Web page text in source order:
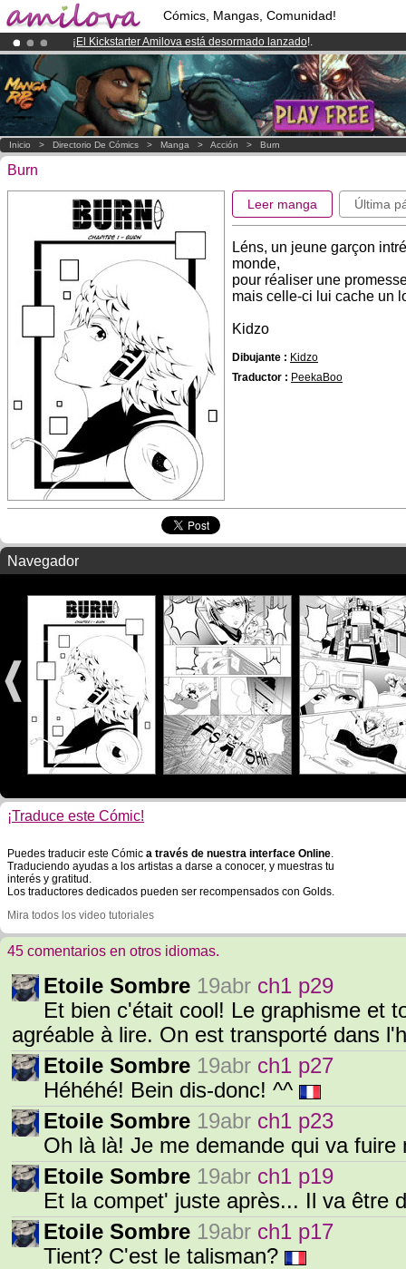
Cómics, Mangas, Comunidad!
¡ El Kickstarter Amilova está desormado lanzado!.
¡Conviertete en Premium por3.95 eurosal mes!Hazte Premium ya
¡Ya tenemos 100000miembrosy 1000 Cómics y Mangas!.
Inicio > Directorio De Cómics > Manga > Acción > Burn
Burn
Leer manga Última
Léns, un jeune garçon
monde,
pour réaliser une
mais celle-ci lui cache un
Kidzo
Dibujante : Kidzo
Traductor : PeekaBoo
Navegador
¡Traduce este Cómic!
Puedes traducir este Cómic a través de nuestra interface Online.
Traduciendo ayudas a los artistas a darse a conocer, y muestras tu
interés y gratitud.
Los traductores dedicados pueden ser recompensados con Golds.
Mira todos los video tutoriales
45 comentarios en otros idiomas.
Etoile Sombre 19abr ch1 p29
Et bien c'était cool! Le graphisme et
agréable à lire. On est transporté dans
Etoile Sombre 19abr ch1 p27
Héhéhé! Bein dis-donc! ^^
Etoile Sombre 19abr ch1 p23
Oh là là! Je me demande qui va
Etoile Sombre 19abr ch1 p19
Et la compet' juste après... Il va être
Etoile Sombre 19abr ch1 p17
Tient? C'est le talisman?